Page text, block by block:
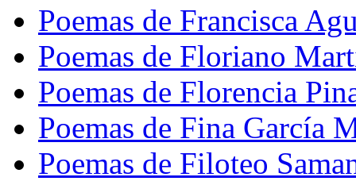
Poemas de Francisca
Poemas de Floriano
Poemas de Florencia
Poemas de Fina García
Poemas de Filoteo